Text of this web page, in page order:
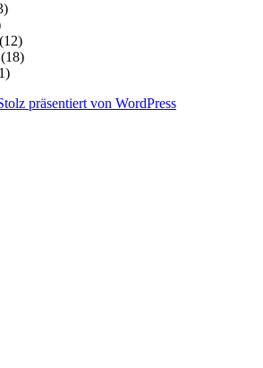
(12)
(18)
präsentiert von WordPress